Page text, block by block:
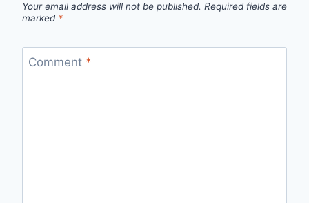
Your email address will not be published. Required fields are
marked *
Comment *